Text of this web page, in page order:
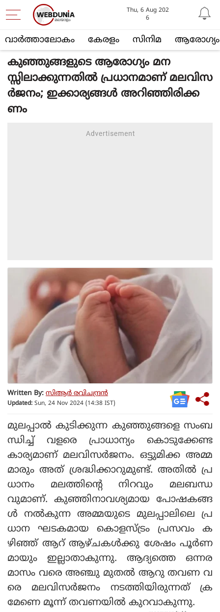
വാര്‍ത്താലോകം കേരളം സിനിമ ആരോഗ്യം
Thu, 6 Aug 202
6
കുഞ്ഞുങ്ങളുടെ ആരോഗ്യം മന
സ്സിലാക്കുന്നതില്‍ പ്രധാനമാണ് മലവിസ
ര്‍ജനം; ഇക്കാര്യങ്ങള്‍ അറിഞ്ഞിരിക്ക
ണം
Written By: സിആര്‍ രവിചന്ദ്രന്‍
Updated: Sun, 24 Nov 2024 (14:38 IST)
മുലപ്പാല്‍ കുടിക്കുന്ന കുഞ്ഞുങ്ങളെ സംബ
ന്ധിച്ച് വളരെ പ്രാധാന്യം കൊടുക്കേണ്ട
കാര്യമാണ് മലവിസര്‍ജനം. ഒട്ടുമിക്ക അമ്മ
മാരും അത് ശ്രദ്ധിക്കാറുമുണ്ട്. അതില്‍ പ്ര
ധാനം മലത്തിന്റെ നിറവും മലബന്ധ
വുമാണ്. കുഞ്ഞിനാവശ്യമായ പോഷകങ്ങ
ള്‍ നല്‍കുന്ന അമ്മയുടെ മുലപ്പാലിലെ പ്ര
ധാന ഘടകമായ കൊളസ്ട്രം പ്രസവം ക
ഴിഞ്ഞ് ആറ് ആഴ്ചകള്‍ക്കു ശേഷം പൂര്‍ണ
മായും ഇല്ലാതാകുന്നു. ആദ്യത്തെ ഒന്നര
മാസം വരെ അഞ്ചു മുതല്‍ ആറു തവണ വ
രെ മലവിസര്‍ജനം നടത്തിയിരുന്നത് ക്ര
മേണെ മൂന്ന് തവണയില്‍ കുറവാകുന്നു.